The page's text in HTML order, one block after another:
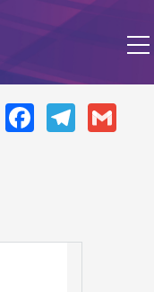
FacebookTelegram